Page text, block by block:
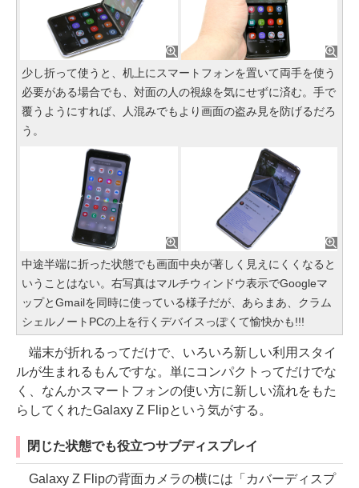
少し折って使うと、机上にスマートフォンを置いて両手を使う
必要がある場合でも、対面の人の視線を気にせずに済む。手で
覆うようにすれば、人混みでもより画面の盗み見を防げるだろ
う。
中途半端に折った状態でも画面中央が著しく見えにくくなると
いうことはない。右写真はマルチウィンドウ表示でGoogleマ
ップとGmailを同時に使っている様子だが、あらまあ、クラム
シェルノートPCの上を行くデバイスっぽくて愉快かも!!!
端末が折れるってだけで、いろいろ新しい利用スタイ
ルが生まれるもんですな。単にコンパクトってだけでな
く、なんかスマートフォンの使い方に新しい流れをもた
らしてくれたGalaxy Z Flipという気がする。
閉じた状態でも役立つサブディスプレイ
Galaxy Z Flipの背面カメラの横には「カバーディスプ